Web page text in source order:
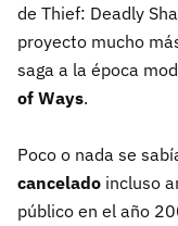
de Thief: Deadly
proyecto mucho
saga a la época
of Ways.
Poco o nada se
cancelado incluso
público en el año